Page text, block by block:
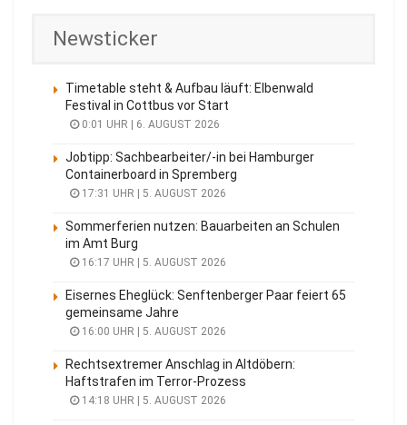
Newsticker
Timetable steht & Aufbau läuft: Elbenwald
Festival in Cottbus vor Start
0:01 UHR | 6. AUGUST 2026
Jobtipp: Sachbearbeiter/-in bei Hamburger
Containerboard in Spremberg
17:31 UHR | 5. AUGUST 2026
Sommerferien nutzen: Bauarbeiten an Schulen
im Amt Burg
16:17 UHR | 5. AUGUST 2026
Eisernes Eheglück: Senftenberger Paar feiert 65
gemeinsame Jahre
16:00 UHR | 5. AUGUST 2026
Rechtsextremer Anschlag in Altdöbern:
Haftstrafen im Terror-Prozess
14:18 UHR | 5. AUGUST 2026